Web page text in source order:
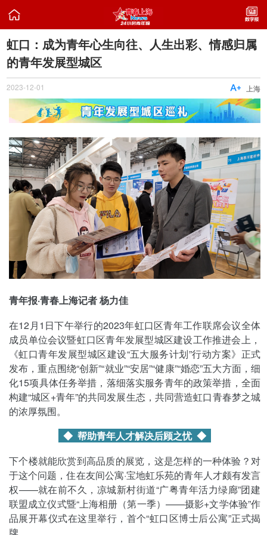

虹口：成为青年心生向往、人生出彩、情感归属
的青年发展型城区
2023-12-01 上海

青年报·青春上海记者 杨力佳
在12月1日下午举行的2023年虹口区青年工作联席会议全体
成员单位会议暨虹口区青年发展型城区建设工作推进会上，
《虹口青年发展型城区建设“五大服务计划”行动方案》正式
发布，重点围绕“创新”“就业”“安居”“健康”“婚恋”五大方面，细
化15项具体任务举措，落细落实服务青年的政策举措，全面
构建“城区+青年”的共同发展生态，共同营造虹口青春梦之城
的浓厚氛围。
◆ 帮助青年人才解决后顾之忧 ◆
下个楼就能欣赏到高品质的展览，这是怎样的一种体验？对
于这个问题，住在友间公寓·宝地虹乐苑的青年人才颇有发言
权——就在前不久，凉城新村街道“广粤青年活力绿廊”团建
联盟成立仪式暨“上海相册（第一季）——摄影+文学体验”作
品展开幕仪式在这里举行，首个“虹口区博士后公寓”正式揭
牌。